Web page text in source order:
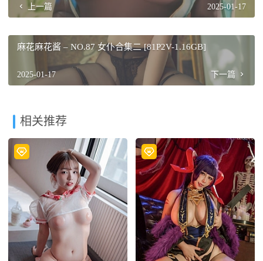
上一篇 2025-01-17
麻花麻花酱 – NO.87 女仆合集二 [81P2V-1.16GB]
2025-01-17 下一篇
相关推荐